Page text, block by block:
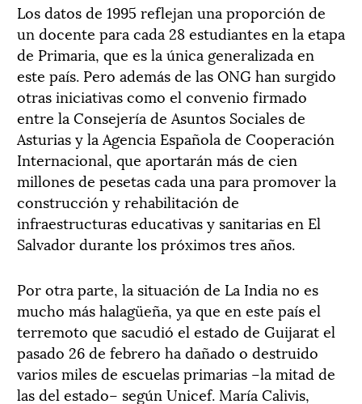
Los datos de 1995 reflejan una proporción de
un docente para cada 28 estudiantes en la etapa
de Primaria, que es la única generalizada en
este país. Pero además de las ONG han surgido
otras iniciativas como el convenio firmado
entre la Consejería de Asuntos Sociales de
Asturias y la Agencia Española de Cooperación
Internacional, que aportarán más de cien
millones de pesetas cada una para promover la
construcción y rehabilitación de
infraestructuras educativas y sanitarias en El
Salvador durante los próximos tres años.
Por otra parte, la situación de La India no es
mucho más halagüeña, ya que en este país el
terremoto que sacudió el estado de Guijarat el
pasado 26 de febrero ha dañado o destruido
varios miles de escuelas primarias –la mitad de
las del estado– según Unicef. María Calivis,